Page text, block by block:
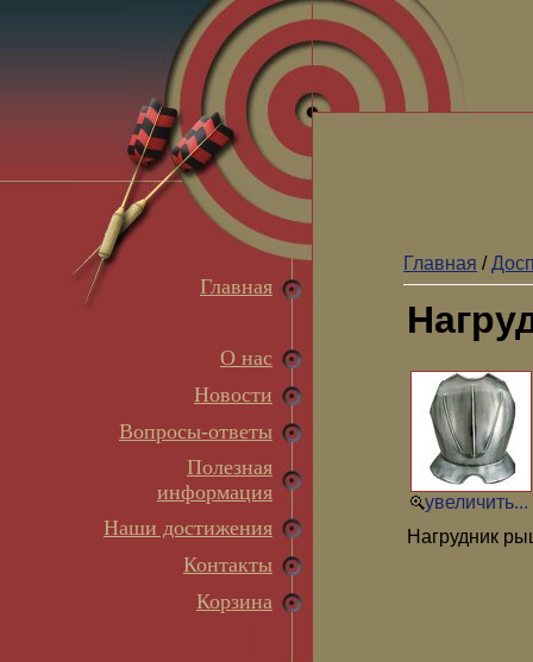
Главная
О нас
Новости
Вопросы-ответы
Полезная
информация
Наши достижения
Контакты
Корзина
Главная /
увеличить...
Нагрудник